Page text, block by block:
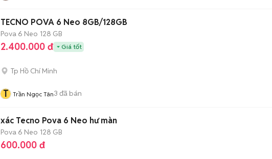
TECNO POVA 6 Neo 8GB/128GB
Pova 6 Neo 128 GB
2.400.000 đ Giá tốt
Tp Hồ Chí Minh
T Trần Ngọc Tân3 đã bán
xác Tecno Pova 6 Neo hư màn
Pova 6 Neo 128 GB
600.000 đ